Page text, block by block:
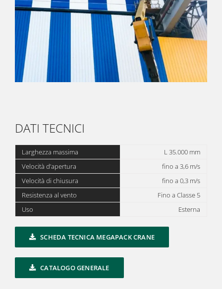
DATI TECNICI
Larghezza massima
L 35.000 mm
Velocità d’apertura
fino a 3,6 m/s
Velocità di chiusura
fino a 0,3 m/s
Resistenza al vento
Fino a Classe 5
Uso
Esterna
SCHEDA TECNICA MEGAPACK CRANE
CATALOGO GENERALE